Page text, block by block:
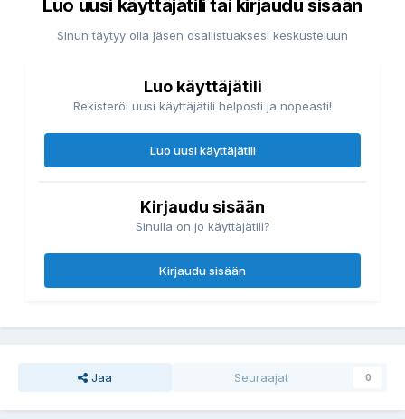
Luo uusi käyttäjätili tai kirjaudu sisään
Sinun täytyy olla jäsen osallistuaksesi keskusteluun
Luo käyttäjätili
Rekisteröi uusi käyttäjätili helposti ja nopeasti!
Luo uusi käyttäjätili
Kirjaudu sisään
Sinulla on jo käyttäjätili?
Kirjaudu sisään
Jaa Seuraajat 0